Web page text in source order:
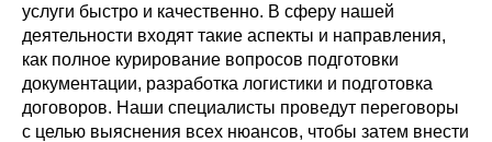
услуги быстро и качественно. В сферу нашей
деятельности входят такие аспекты и направления,
как полное курирование вопросов подготовки
документации, разработка логистики и подготовка
договоров. Наши специалисты проведут переговоры
с целью выяснения всех нюансов, чтобы затем внести